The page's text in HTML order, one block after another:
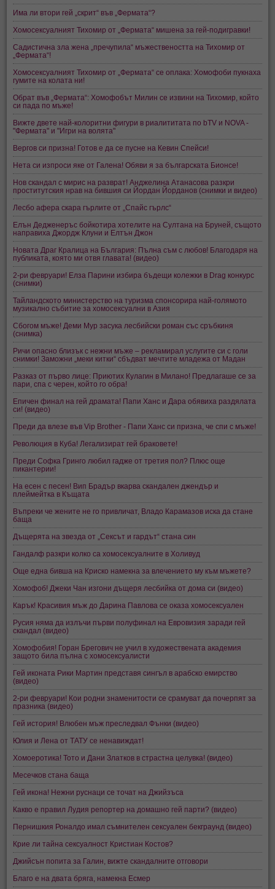
Има ли втори гей „скрит“ във „Фермата“?
Хомосексуалният Тихомир от „Фермата“ мишена за гей-подигравки!
Садистична зла жена „пречупила“ мъжествеността на Тихомир от
„Фермата“!
Хомосексуалният Тихомир от „Фермата“ се оплака: Хомофоби пукнаха
гумите на колата ни!
Обрат във „Фермата“: Хомофобът Милин се извини на Тихомир, който
си пада по мъже!
Вижте двете най-колоритни фигури в риалититата по bTV и NOVA -
"Фермата" и "Игри на волята"
Вергов си призна! Готов е да се пусне на Кевин Спейси!
Нета си изпроси яке от Галена! Обяви я за българската Бионсе!
Нов скандал с мирис на разврат! Анджелина Атанасова разкри
проститутския нрав на бившия си Йордан Йорданов (снимки и видео)
Лесбо афера скара гърлите от „Спайс гърлс“
Елън Дедженеръс бойкотира хотелите на Султана на Бруней, същото
направиха Джордж Клуни и Елтън Джон
Новата Драг Кралица на България: Пълна съм с любов! Благодаря на
публиката, която ми отвя главата! (видео)
2-ри февруари! Елза Парини избира бъдещи колежки в Drag конкурс
(снимки)
Тайландското министерство на туризма спонсорира най-голямото
музикално събитие за хомосексуални в Азия
Сбогом мъже! Деми Мур засука лесбийски роман със сръбкиня
(снимка)
Ричи опасно близък с нежни мъже – рекламирал услугите си с голи
снимки! Заможни „меки китки“ сбъдват мечтите младежа от Мадан
Разказ от първо лице: Приютих Кулагин в Милано! Предлагаше се за
пари, спа с черен, който го обра!
Епичен финал на гей драмата! Папи Ханс и Дара обявиха раздялата
си! (видео)
Преди да влезе във Vip Brother - Папи Ханс си призна, че спи с мъже!
Революция в Куба! Легализират гей браковете!
Преди Софка Гринго любил гадже от третия пол? Плюс още
пикантерии!
На есен с песен! Вип Брадър вкарва скандален джендър и
плеймейтка в Къщата
Въпреки че жените не го привличат, Владо Карамазов иска да стане
баща
Дъщерята на звезда от „Сексът и гардът“ стана син
Гандалф разкри колко са хомосексуалните в Холивуд
Още една бивша на Криско намекна за влечението му към мъжете?
Хомофоб! Джеки Чан изгони дъщеря лесбийка от дома си (видео)
Карък! Красивия мъж до Дарина Павлова се оказа хомосексуален
Русия няма да излъчи първи полуфинал на Евровизия заради гей
скандал (видео)
Хомофобия! Горан Брегович не учил в художествената академия
защото била пълна с хомосексуалисти
Гей иконата Рики Мартин представя сингъл в арабско емирство
(видео)
2-ри февруари! Кои родни знаменитости се срамуват да почерпят за
празника (видео)
Гей история! Влюбен мъж преследвал Фънки (видео)
Юлия и Лена от ТАТУ се ненавиждат!
Хомоеротика! Тото и Дани Златков в страстна целувка! (видео)
Месечков стана баща
Гей икона! Нежни руснаци се точат на Джийзъса
Какво е правил Лудия репортер на домашно гей парти? (видео)
Пернишкия Роналдо имал съмнителен сексуален бекграунд (видео)
Крие ли тайна сексуалност Кристиан Костов?
Джийсън попита за Галин, вижте скандалните отговори
Благо е на двата бряга, намекна Есмер